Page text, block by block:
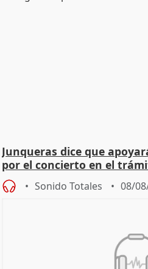
Junqueras dice que
por el concierto en el
Sonido Totales 08/